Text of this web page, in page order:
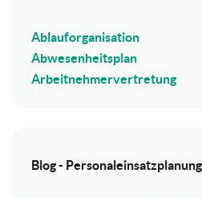
Ablauforganisation
Abwesenheitsplan
Arbeitnehmervertretung
Blog - Personaleinsatzplanung